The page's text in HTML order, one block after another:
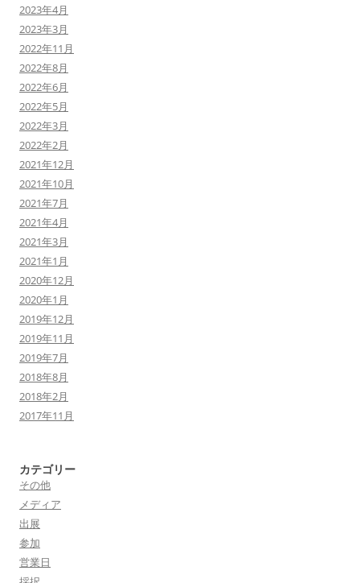
2023年4月
2023年3月
2022年11月
2022年8月
2022年6月
2022年5月
2022年3月
2022年2月
2021年12月
2021年10月
2021年7月
2021年4月
2021年3月
2021年1月
2020年12月
2020年1月
2019年12月
2019年11月
2019年7月
2018年8月
2018年2月
2017年11月
カテゴリー
その他
メディア
出展
参加
営業日